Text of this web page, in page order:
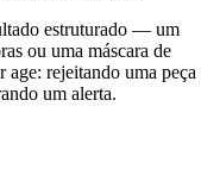
estruturado — um
ou uma máscara de
rejeitando uma peça
um alerta.